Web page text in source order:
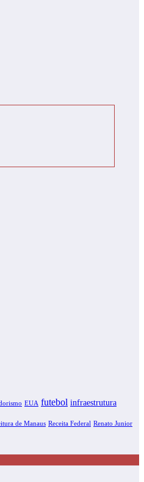
EUA futebol infraestrutura
de Manaus Receita Federal Renato Junior